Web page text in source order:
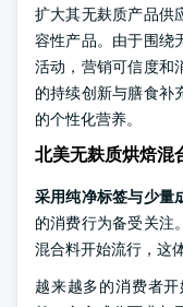
扩大其无麸质产品供
容性产品。由于围绕
活动，营销可信度和
的持续创新与膳食补
的个性化营养。
北美无麸质烘焙混
采用纯净标签与少量
的消费行为备受关注
混合料开始流行，这
越来越多的消费者